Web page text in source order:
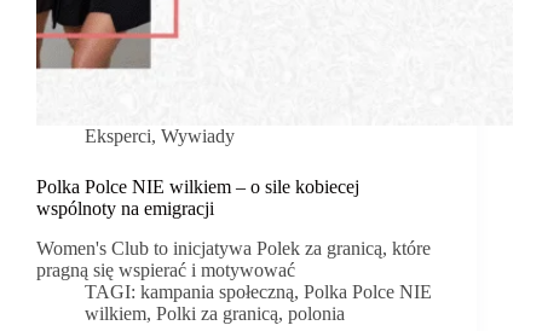
Eksperci, Wywiady
Polka Polce NIE wilkiem – o sile kobiecej
wspólnoty na emigracji
Women's Club to inicjatywa Polek za granicą, które
pragną się wspierać i motywować
TAGI: kampania społeczną,Polka Polce NIE
wilkiem, Polki za granicą, polonia